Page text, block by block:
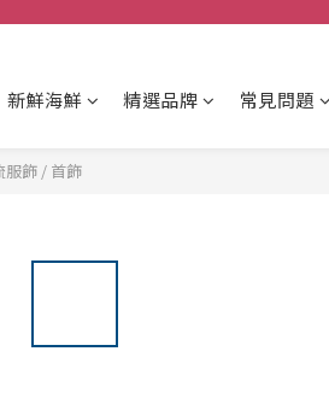
新鮮海鮮 精選品牌 常見問題
服飾 / 首飾